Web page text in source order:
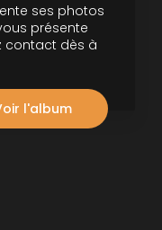
ses photos
présente
contact dès à
l'album